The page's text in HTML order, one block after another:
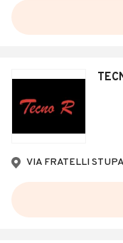
VIA FRATELLI